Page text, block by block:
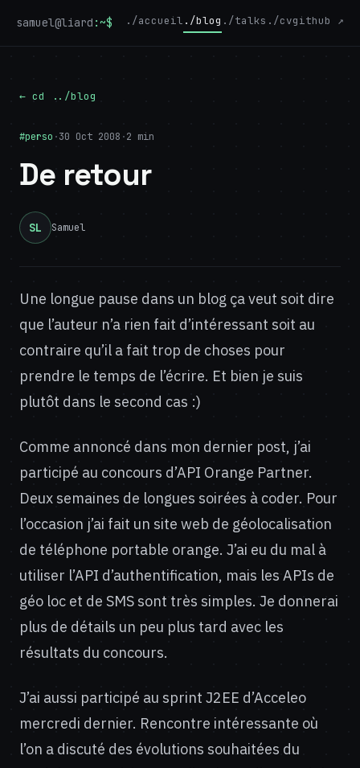
samuel@liard :~$ ./accueil ./blog ./talks ./cvgithub ↗
← cd ../blog
#perso ·30 Oct 2008 ·2 min
De retour
SL Samuel
Une longue pause dans un blog ça veut soit dire
que l’auteur n’a rien fait d’intéressant soit au
contraire qu’il a fait trop de choses pour
prendre le temps de l’écrire. Et bien je suis
plutôt dans le second cas :)
Comme annoncé dans mon dernier post, j’ai
participé au concours d’API Orange Partner.
Deux semaines de longues soirées à coder. Pour
l’occasion j’ai fait un site web de géolocalisation
de téléphone portable orange. J’ai eu du mal à
utiliser l’API d’authentification, mais les APIs de
géo loc et de SMS sont très simples. Je donnerai
plus de détails un peu plus tard avec les
résultats du concours.
J’ai aussi participé au sprint J2EE d’Acceleo
mercredi dernier. Rencontre intéressante où
l’on a discuté des évolutions souhaitées du